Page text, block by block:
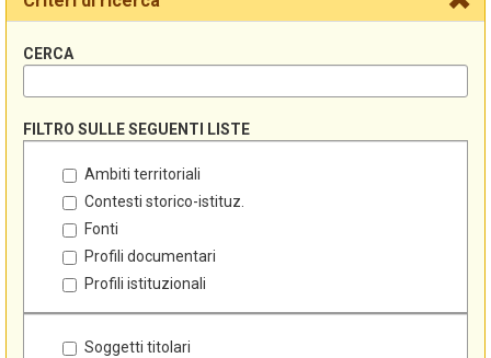
CERCA
FILTRO SULLE SEGUENTI LISTE
Ambiti territoriali
Contesti storico-istituz.
Fonti
Profili documentari
Profili istituzionali
Soggetti titolari